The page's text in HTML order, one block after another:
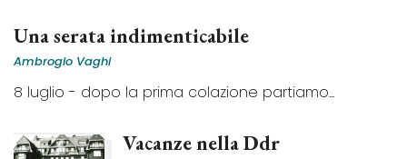
Una serata indimenticabile
Ambrogio Vaghi
8 luglio - dopo la prima colazione partiamo...
Vacanze nella Ddr